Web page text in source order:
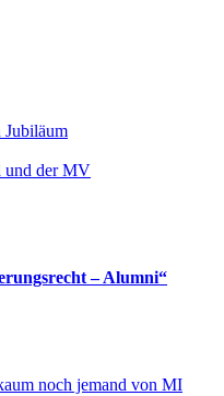
Jubiläum
und der MV
– Alumni“
noch jemand von MI